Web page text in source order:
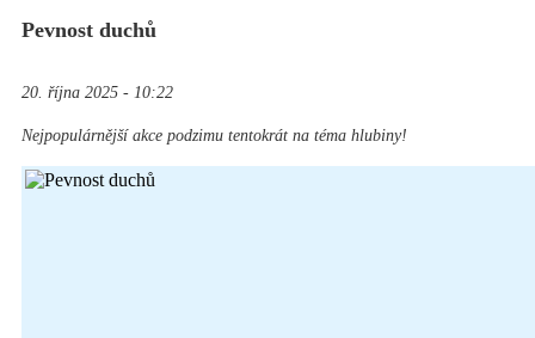
Pevnost duchů
20. října 2025 - 10:22
Nejpopulárnější akce podzimu tentokrát na téma hlubiny!